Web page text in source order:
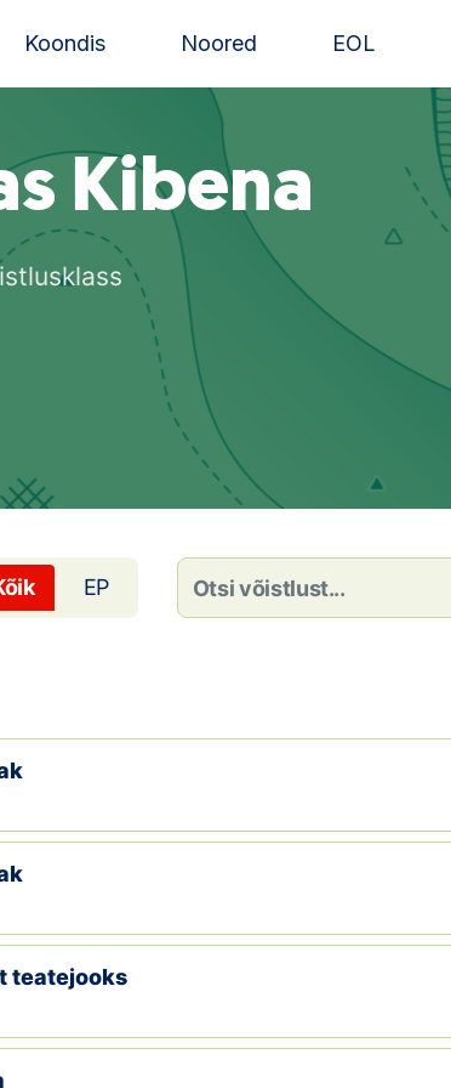
Koondis Noored EOL
Kibena
EP
teatejooks